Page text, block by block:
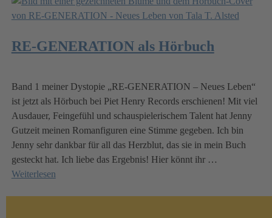
RE-GENERATION als Hörbuch
Band 1 meiner Dystopie „RE-GENERATION – Neues Leben“
ist jetzt als Hörbuch bei Piet Henry Records erschienen! Mit viel
Ausdauer, Feingefühl und schauspielerischem Talent hat Jenny
Gutzeit meinen Romanfiguren eine Stimme gegeben. Ich bin
Jenny sehr dankbar für all das Herzblut, das sie in mein Buch
gesteckt hat. Ich liebe das Ergebnis! Hier könnt ihr …
Weiterlesen